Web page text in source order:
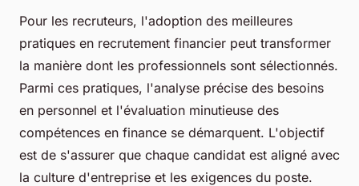
Pour les recruteurs, l'adoption des meilleures
pratiques en recrutement financier peut transformer
la manière dont les professionnels sont sélectionnés.
Parmi ces pratiques, l'analyse précise des besoins
en personnel et l'évaluation minutieuse des
compétences en finance se démarquent. L'objectif
est de s'assurer que chaque candidat est aligné avec
la culture d'entreprise et les exigences du poste.